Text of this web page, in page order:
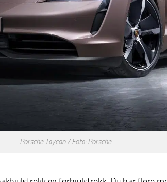
Porsche Taycan / Foto: Porsche